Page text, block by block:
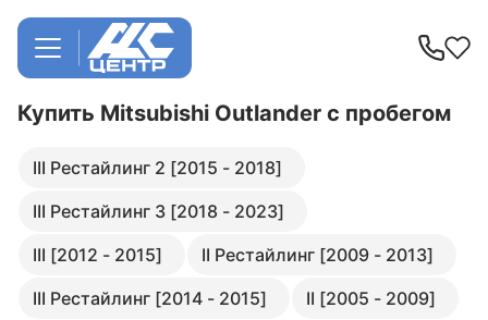
Купить Mitsubishi Outlander с пробегом
III Рестайлинг 2 [2015 - 2018]
III Рестайлинг 3 [2018 - 2023]
III [2012 - 2015]
II Рестайлинг [2009 - 2013]
III Рестайлинг [2014 - 2015]
II [2005 - 2009]